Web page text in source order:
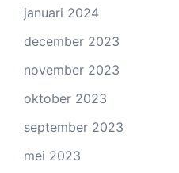
januari 2024
december 2023
november 2023
oktober 2023
september 2023
mei 2023